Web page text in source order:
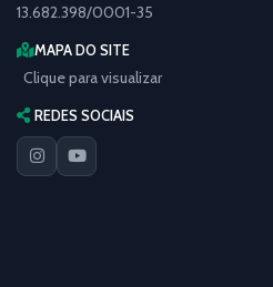
13.682.398/0001-35
MAPA DO SITE
Clique para visualizar
REDES SOCIAIS